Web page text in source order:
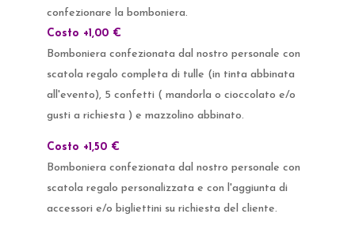
confezionare la bomboniera.
Costo +1,00 €
Bomboniera confezionata dal nostro personale con
scatola regalo completa di tulle (in tinta abbinata
all'evento), 5 confetti ( mandorla o cioccolato e/o
gusti a richiesta ) e mazzolino abbinato.
Costo +1,50 €
Bomboniera confezionata dal nostro personale con
scatola regalo personalizzata e con l'aggiunta di
accessori e/o bigliettini su richiesta del cliente.